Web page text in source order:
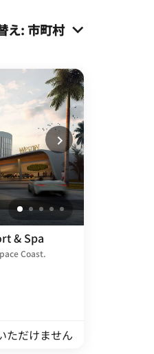
え:市町村
& Spa
Coast.
ただけません